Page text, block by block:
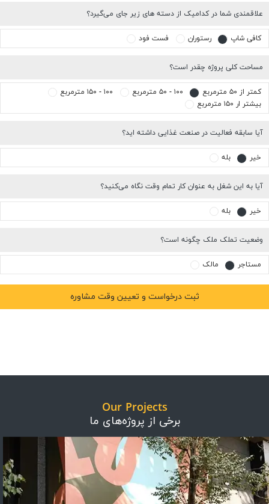
علاقمندی شما در کدامیک از دسته های زیر جای می‌گیرد؟
کافی شاپ رستوران فست فود
مساحت کلی پروژه چقدر است؟
کمتر از ۵۰ مترمربع ۱۰۰ - ۵۰ مترمربع
۱۰۰ - ۱۵۰ مترمربع
بیشتر ار ۱۵۰ مترمربع
آیا سابقه فعالیت در صنعت غذایی داشته اید؟
خیر بله
آیا به این شغل به عنوان کار تمام وقت نگاه می‌کنید؟
خیر بله
وضعیت تملک ملک چگونه است؟
مستاجر مالک
Our Projects
برخی از پروژه‌های ما